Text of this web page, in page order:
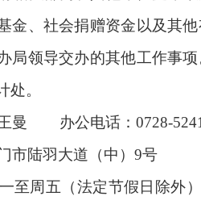
金、社会捐赠资金以及其
局领导交办的其他工作事
处。
曼 办公电话：0728-
市陆羽大道（中）9号
至周五（法定节假日除外